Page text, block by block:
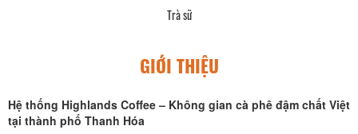
Trà sữ
GIỚI THIỆU
Hệ thống Highlands Coffee – Không gian cà phê đậm chất Việt
tại thành phố Thanh Hóa